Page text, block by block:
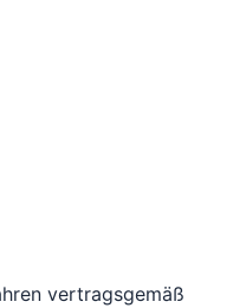
vertragsgemäß